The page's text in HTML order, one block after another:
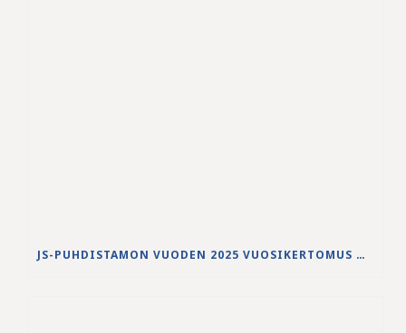
JS-PUHDISTAMON VUODEN 2025 VUOSIKERTOMUS ON JULKAISTU